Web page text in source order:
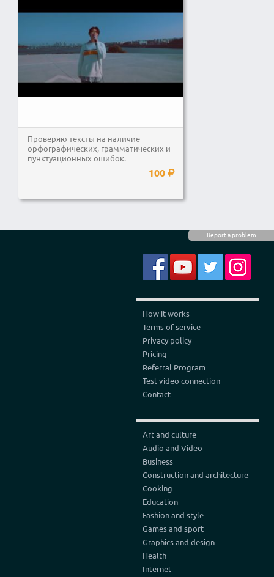
Report a problem
Проверяю тексты на наличие
орфографических, грамматических и
пунктуационных ошибок.
100
How it works
Terms of service
Privacy policy
Pricing
Referral Program
Test video connection
Contact
Art and culture
Audio and Video
Business
Construction and architecture
Cooking
Education
Fashion and style
Games and sport
Graphics and design
Health
Internet